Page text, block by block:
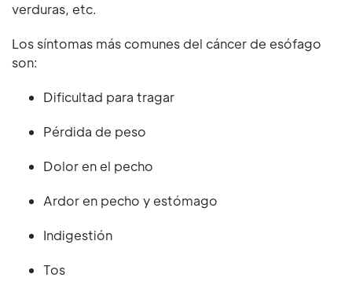
verduras, etc.
Los síntomas más comunes del cáncer de esófago
son:
Dificultad para tragar
Pérdida de peso
Dolor en el pecho
Ardor en pecho y estómago
Indigestión
Tos